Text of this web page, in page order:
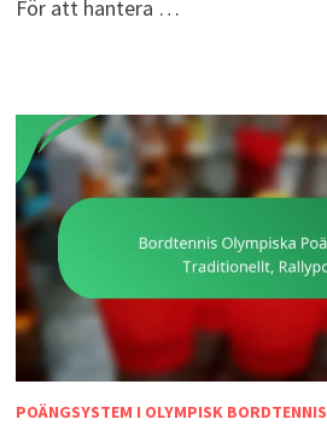
För att hantera …
POÄNGSYSTEM I OLYMPISK BORDTENNIS